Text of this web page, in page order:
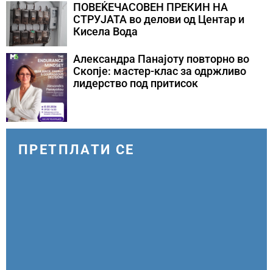
ПОВЕЌЕЧАСОВЕН ПРЕКИН НА
СТРУЈАТА во делови од Центар и
Кисела Вода
Александра Панајоту повторно во
Скопје: мастер-клас за одржливо
лидерство под притисок
ПРЕТПЛАТИ СЕ